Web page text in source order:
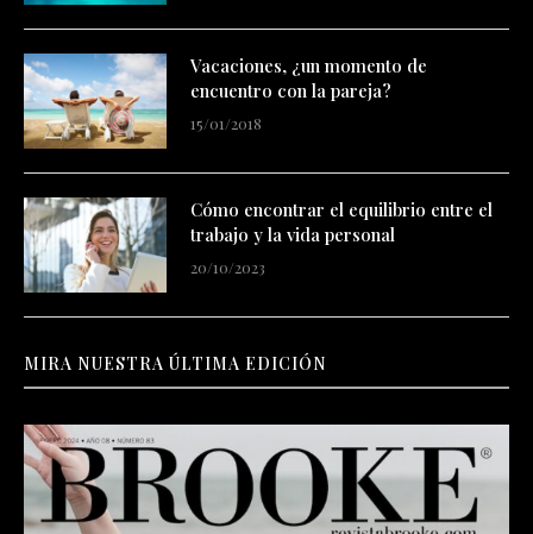
Vacaciones, ¿un momento de
encuentro con la pareja?
15/01/2018
Cómo encontrar el equilibrio entre el
trabajo y la vida personal
20/10/2023
MIRA NUESTRA ÚLTIMA EDICIÓN